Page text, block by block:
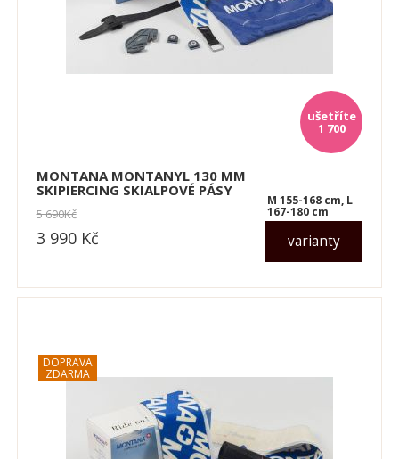
MONTANA MONTANYL 130 MM
SKIPIERCING SKIALPOVÉ PÁSY
varianty
M 155-168 cm, L
167-180 cm
3 990 Kč
1 700
5 690Kč